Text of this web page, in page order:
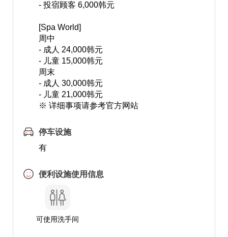
- 投宿顾客 6,000韩元
[Spa World]
周中
- 成人 24,000韩元
- 儿童 15,000韩元
周末
- 成人 30,000韩元
- 儿童 21,000韩元
※ 详细事项请参考官方网站
停车设施
有
便利设施使用信息
可使用洗手间